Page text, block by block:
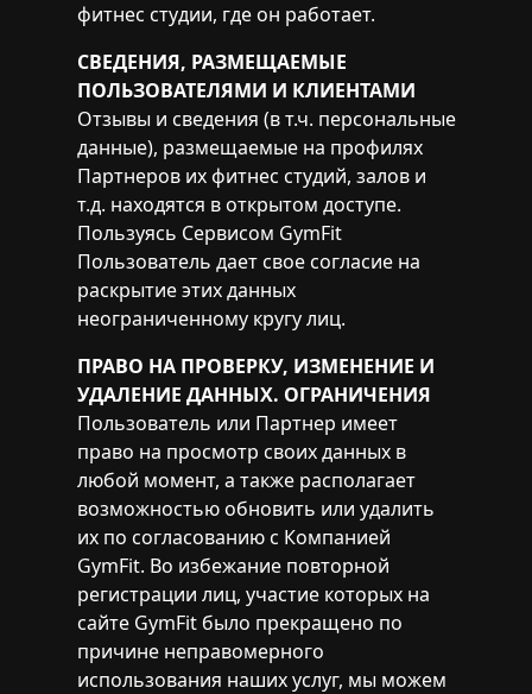
фитнес студии, где он работает.
СВЕДЕНИЯ, РАЗМЕЩАЕМЫЕ
ПОЛЬЗОВАТЕЛЯМИ И КЛИЕНТАМИ
Отзывы и сведения (в т.ч. персональные
данные), размещаемые на профилях
Партнеров их фитнес студий, залов и
т.д. находятся в открытом доступе.
Пользуясь Сервисом GymFit
Пользователь дает свое согласие на
раскрытие этих данных
неограниченному кругу лиц.
ПРАВО НА ПРОВЕРКУ, ИЗМЕНЕНИЕ И
УДАЛЕНИЕ ДАННЫХ. ОГРАНИЧЕНИЯ
Пользователь или Партнер имеет
право на просмотр своих данных в
любой момент, а также располагает
возможностью обновить или удалить
их по согласованию с Компанией
GymFit. Во избежание повторной
регистрации лиц, участие которых на
сайте GymFit было прекращено по
причине неправомерного
использования наших услуг, мы можем